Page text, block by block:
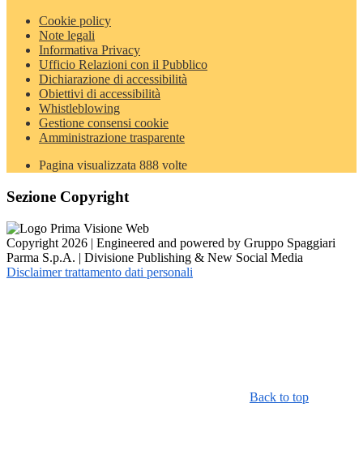
Cookie policy
Note legali
Informativa Privacy
Ufficio Relazioni con il Pubblico
Dichiarazione di accessibilità
Obiettivi di accessibilità
Whistleblowing
Gestione consensi cookie
Amministrazione trasparente
Pagina visualizzata 888 volte
Sezione Copyright
Copyright 2026 | Engineered and powered by Gruppo Spaggiari
Parma S.p.A. | Divisione Publishing & New Social Media
Disclaimer trattamento dati personali
Back to top